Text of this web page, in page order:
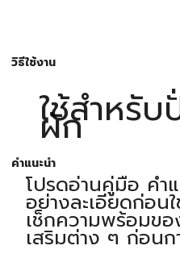
วิธีใช้งาน
ใช้สำหรั
ผัก
คำแนะนำ
โปรดอ่านคู่มือ คำ
อย่างละเอียดก่อน
เช็กความพร้อมข
เสริมต่าง ๆ ก่อนก